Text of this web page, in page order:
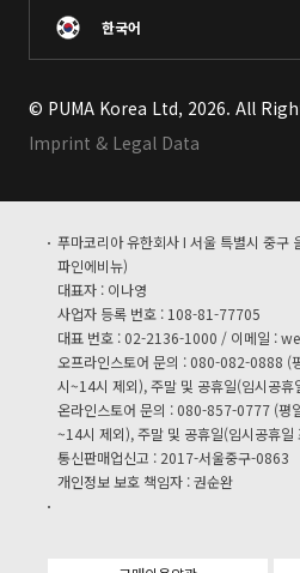
한국어
© PUMA Korea Ltd, 2026. All
Imprint & Legal Data
푸마코리아 유한회사 I 서울 특별시 중구
파인에비뉴)
대표자 : 이나영
사업자 등록 번호 : 108-81-77705
대표 번호 : 02-2136-1000 / 이메일 :
오프라인스토어 문의 : 080-082-0888 (
시~14시 제외), 주말 및 공휴일(임시공휴
온라인스토어 문의 : 080-857-0777 (평
~14시 제외), 주말 및 공휴일(임시공휴일
통신판매업신고 : 2017-서울중구-0863
개인정보 보호 책임자 : 권순완